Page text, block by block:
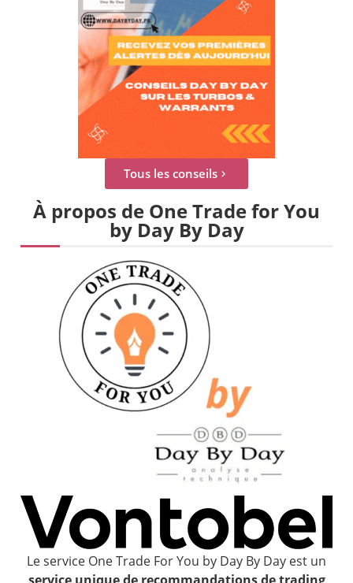
Tous les conseils
À propos de One Trade for You
by Day By Day
Le service One Trade For You by Day By Day est un